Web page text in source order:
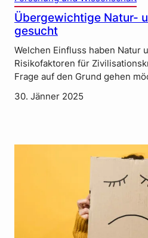
Übergewichtige Natur-
gesucht
Welchen Einfluss haben Natur
Risikofaktoren für
Frage auf den Grund gehen
30. Jänner 2025